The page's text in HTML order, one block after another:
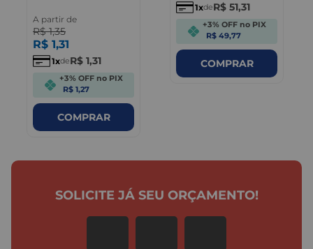
A partir de
R$ 1,35
R$ 1,31
1 deR$ 1,31
+3% OFF no PIX
R$ 1,27
COMPRAR
1 deR$ 51,31
+3% OFF no PIX
R$ 49,77
COMPRAR
SOLICITE JÁ SEU ORÇAMENTO!